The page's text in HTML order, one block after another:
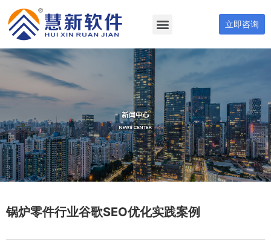
立即咨询
锅炉零件行业谷歌SEO优化实践案例